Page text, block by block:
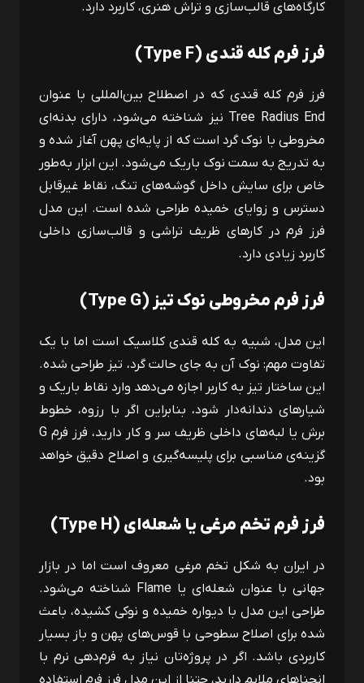
کارگاه‌های قالب‌سازی و تراش هنری، کاربرد دارد.
فرز فرم کله ‌قندی (Type F
)
فرز فرم کله قندی که در اصطلاح بین‌المللی با عنوان
Tree Radius End نیز شناخته می‌شود، دارای بدنه‌ای
مخروطی با نوک گرد است که از پایه‌ای پهن آغاز شده و
به تدریج به سمت نوک باریک می‌شود. این ابزار به‌طور
خاص برای سایش داخل گوشه‌های تنگ، نقاط غیرقابل
دسترس و زوایای خمیده طراحی شده است. این مدل
فرز فرم در کارهای ظریف تراشی و قالب‌سازی داخلی
کاربرد زیادی دارد.
فرز فرم مخروطی نوک‌ تیز (Type G
)
این مدل، شبیه به کله قندی کلاسیک است اما با یک
تفاوت مهم: نوک آن به ‌جای حالت گرد، تیز طراحی شده.
این ساختار تیز به کاربر اجازه می‌دهد وارد نقاط باریک و
شیارهای دندانه‌دار شود، بنابراین اگر با رزوه، خطوط
برش یا لبه‌های داخلی ظریف سر و کار دارید، فرز فرم G
گزینه‌ی مناسبی برای پلیسه‌گیری و اصلاح دقیق خواهد
بود.
فرز فرم تخم مرغی یا شعله‌ای (Type H
)
در ایران به شکل تخم مرغی معروف است اما در بازار
جهانی با عنوان شعله‌ای یا Flame شناخته می‌شود.
طراحی این مدل با دیواره خمیده و نوکی کشیده، باعث
شده برای اصلاح سطوحی با قوس‌های پهن و باز بسیار
کاربردی باشد. اگر در پروژه‌تان نیاز به فرم‌دهی نرم با